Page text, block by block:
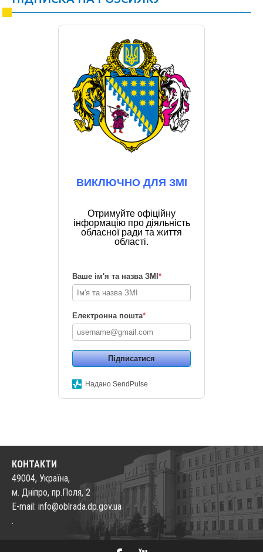
ВИКЛЮЧНО ДЛЯ ЗМІ
Отримуйте офіційну
інформацію про діяльність
обласної ради та життя
області.
Ваше ім'я та назва ЗМІ *
Електронна пошта*
Підписатися
Надано SendPulse
КОНТАКТИ
49004, Україна,
м. Дніпро, пр.Поля, 2
E-mail: info@oblrada.dp.gov.ua
.